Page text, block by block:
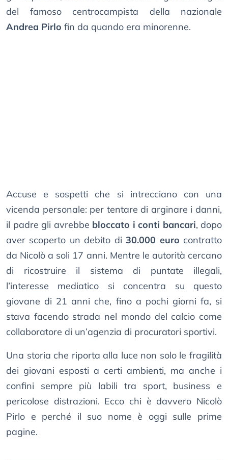
del famoso centrocampista della nazionale
Andrea Pirlo fin da quando era minorenne.
Accuse e sospetti che si intrecciano con una
vicenda personale: per tentare di arginare i danni,
il padre gli avrebbe bloccato i conti bancari, dopo
aver scoperto un debito di30.000 euro contratto
da Nicolò a soli 17 anni. Mentre le autorità cercano
di ricostruire il sistema di puntate illegali,
l’interesse mediatico si concentra su questo
giovane di 21 anni che, fino a pochi giorni fa, si
stava facendo strada nel mondo del calcio come
collaboratore di un’agenzia di procuratori sportivi.
Una storia che riporta alla luce non solo le fragilità
dei giovani esposti a certi ambienti, ma anche i
confini sempre più labili tra sport, business e
pericolose distrazioni. Ecco chi è davvero Nicolò
Pirlo e perché il suo nome è oggi sulle prime
pagine.